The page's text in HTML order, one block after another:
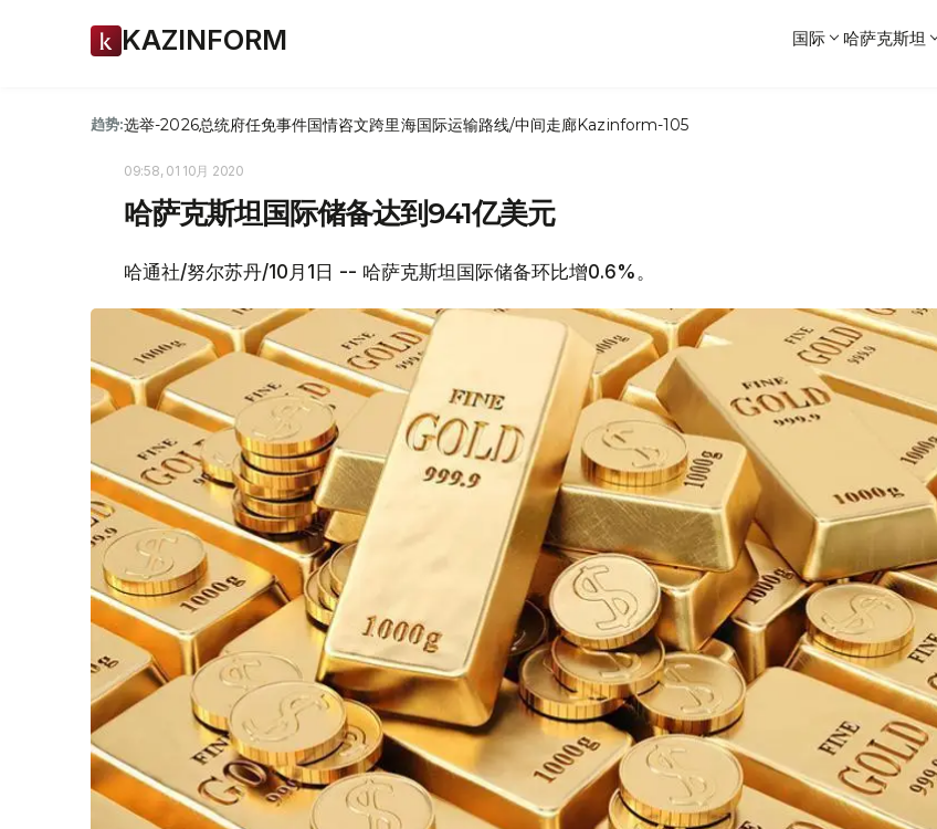
KAZINFORM 国际 哈萨克斯坦
趋势:选举-2026总统府任免事件国情咨文跨里海国际运输路线/中间走廊Kazinform-105
09:58, 01 10月 2020
哈萨克斯坦国际储备达到941亿美元
哈通社/努尔苏丹/10月1日 -- 哈萨克斯坦国际储备环比增0.6%。